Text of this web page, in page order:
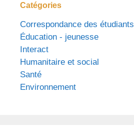
Catégories
Correspondance des étudiants
Éducation - jeunesse
Interact
Humanitaire et social
Santé
Environnement